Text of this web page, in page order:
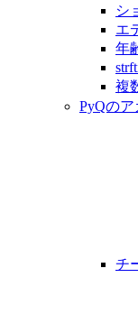
シ
エ
年
複
PyQの
チ